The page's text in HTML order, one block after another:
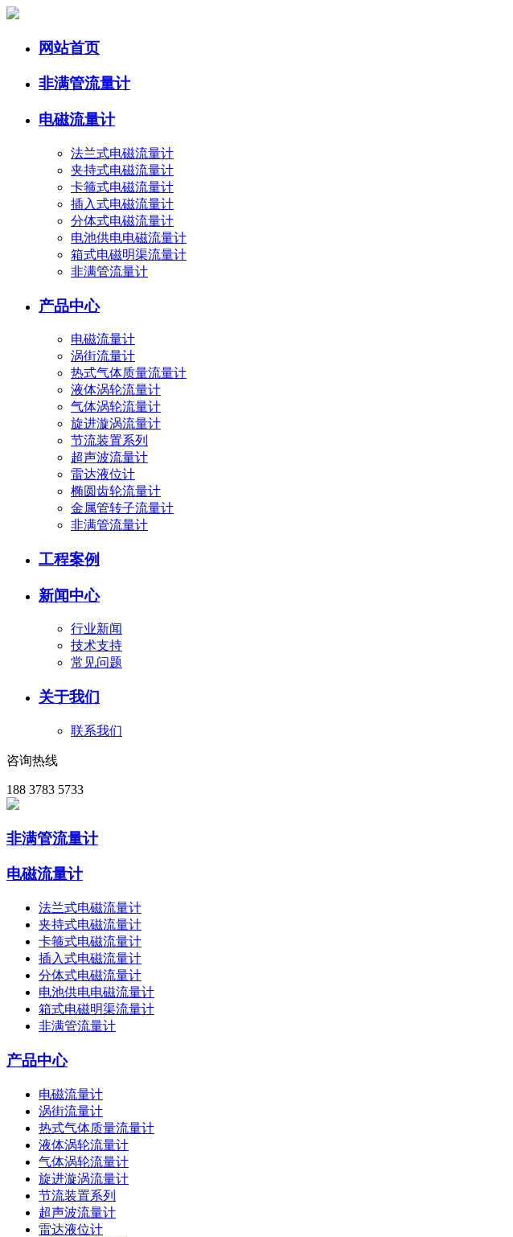
网站首页
非满管流量计
电磁流量计
法兰式电磁流量计
夹持式电磁流量计
卡箍式电磁流量计
插入式电磁流量计
分体式电磁流量计
电池供电电磁流量计
箱式电磁明渠流量计
非满管流量计
产品中心
电磁流量计
涡街流量计
热式气体质量流量计
液体涡轮流量计
气体涡轮流量计
旋进漩涡流量计
节流装置系列
超声波流量计
雷达液位计
椭圆齿轮流量计
金属管转子流量计
非满管流量计
工程案例
新闻中心
行业新闻
技术支持
常见问题
关于我们
联系我们
咨询热线
188 3783 5733
非满管流量计
电磁流量计
法兰式电磁流量计
夹持式电磁流量计
卡箍式电磁流量计
插入式电磁流量计
分体式电磁流量计
电池供电电磁流量计
箱式电磁明渠流量计
非满管流量计
产品中心
电磁流量计
涡街流量计
热式气体质量流量计
液体涡轮流量计
气体涡轮流量计
旋进漩涡流量计
节流装置系列
超声波流量计
雷达液位计